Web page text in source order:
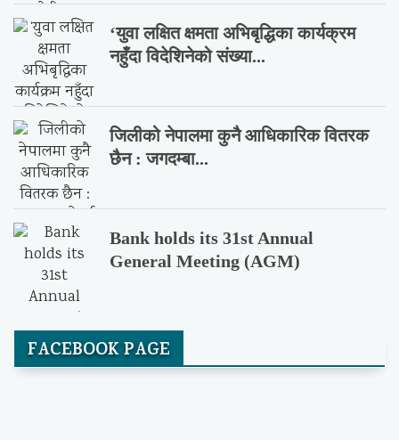
‘युवा लक्षित क्षमता अभिबृद्धिका कार्यक्रम
नहुँदा विदेशिनेको संख्या...
जिलीको नेपालमा कुनै आधिकारिक वितरक
छैन : जगदम्बा...
Bank holds its 31st Annual
General Meeting (AGM)
FACEBOOK PAGE